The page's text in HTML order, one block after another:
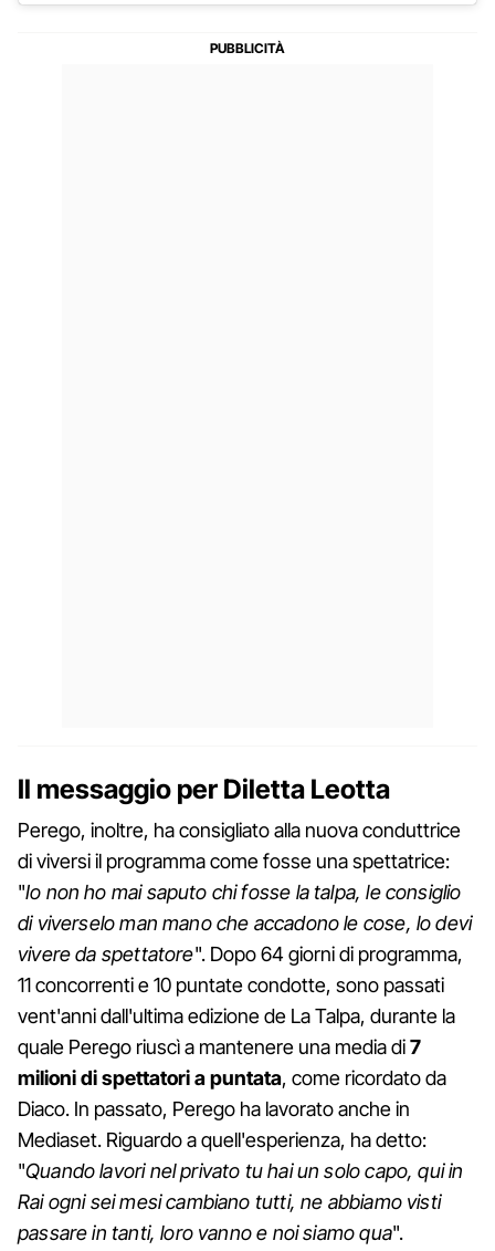
Il messaggio per Diletta Leotta
Perego, inoltre, ha consigliato alla nuova conduttrice
di viversi il programma come fosse una spettatrice:
"Io non ho mai saputo chi fosse la talpa, le consiglio
di viverselo man mano che accadono le cose, lo devi
vivere da spettatore". Dopo 64 giorni di programma,
11 concorrenti e 10 puntate condotte, sono passati
vent'anni dall'ultima edizione de La Talpa, durante la
quale Perego riuscì a mantenere una media di7
milioni di spettatori a puntata, come ricordato da
Diaco. In passato, Perego ha lavorato anche in
Mediaset. Riguardo a quell'esperienza, ha detto:
"Quando lavori nel privato tu hai un solo capo, qui in
Rai ogni sei mesi cambiano tutti, ne abbiamo visti
passare in tanti, loro vanno e noi siamo qua".